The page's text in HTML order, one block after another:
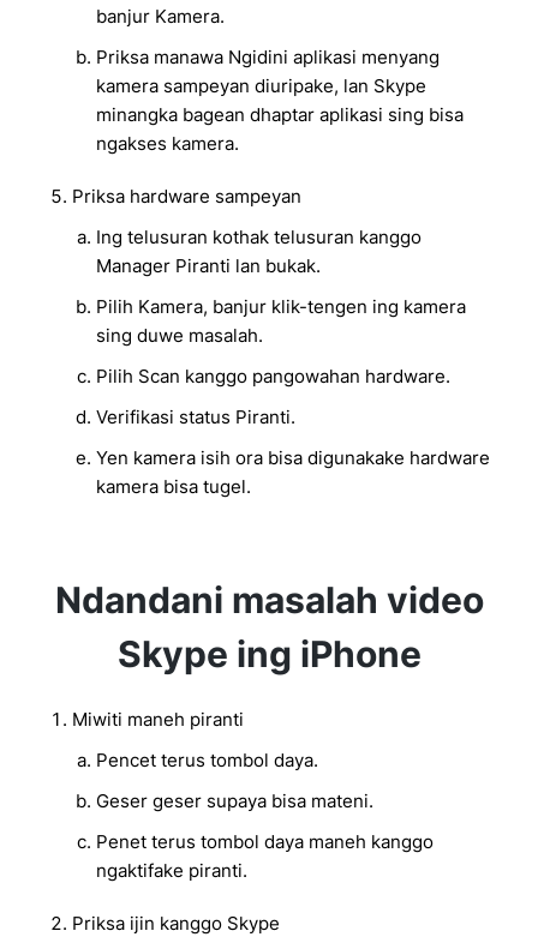
banjur Kamera.
Priksa manawa Ngidini aplikasi menyang
kamera sampeyan diuripake, lan Skype
minangka bagean dhaptar aplikasi sing bisa
ngakses kamera.
Priksa hardware sampeyan
Ing telusuran kothak telusuran kanggo
Manager Piranti lan bukak.
Pilih Kamera, banjur klik-tengen ing kamera
sing duwe masalah.
Pilih Scan kanggo pangowahan hardware.
Verifikasi status Piranti.
Yen kamera isih ora bisa digunakake hardware
kamera bisa tugel.
Ndandani masalah video
Skype ing iPhone
Miwiti maneh piranti
Pencet terus tombol daya.
Geser geser supaya bisa mateni.
Penet terus tombol daya maneh kanggo
ngaktifake piranti.
Priksa ijin kanggo Skype